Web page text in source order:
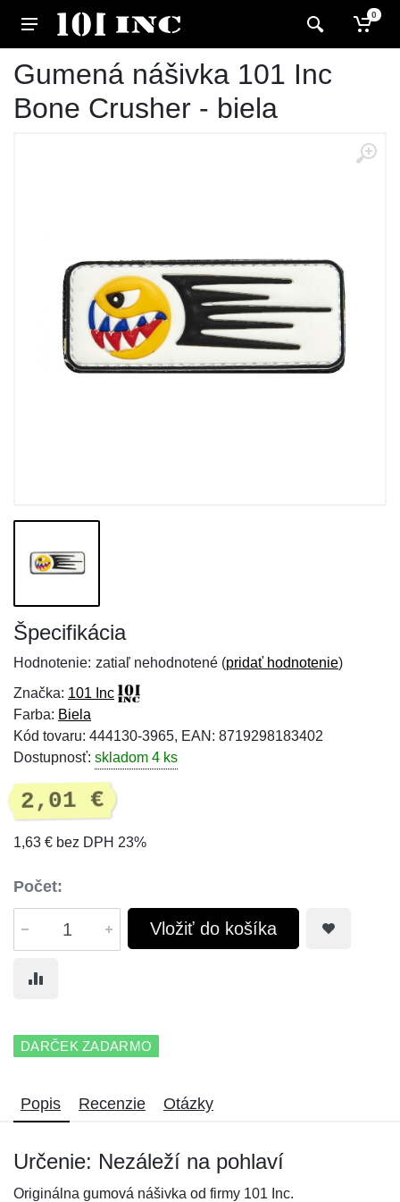
0
Gumená nášivka 101 Inc
Bone Crusher - biela
Špecifikácia
Hodnotenie: zatiaľ nehodnotené (pridať hodnotenie)
Značka: 101 Inc
Farba: Biela
Kód tovaru: 444130-3965, EAN: 8719298183402
Dostupnosť: skladom 4 ks
2,01 €
1,63 € bez DPH 23%
Počet:
Vložiť do košíka
DARČEK ZADARMO
Popis Recenzie Otázky
Určenie: Nezáleží na pohlaví
Originálna gumová nášivka od firmy 101 Inc.